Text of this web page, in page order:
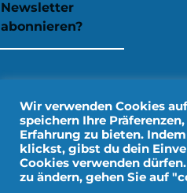
Newsletter
abonnieren?
Rechtliche
Wir verwenden Cookies
speichern Ihre
Erfahrung zu bieten.
klickst, gibst du dein
Cookies verwenden
zu ändern, gehen Sie auf